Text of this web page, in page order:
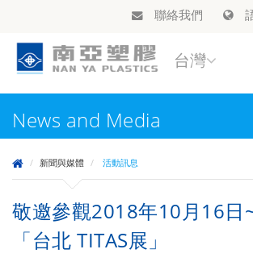
聯絡我們
台灣
News and Media
新聞與媒體 活動訊息
敬邀參觀2018年10月16日
「台北 TITAS展」